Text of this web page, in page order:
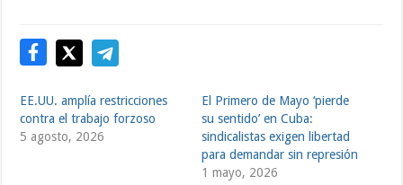
EE.UU. amplía restricciones
contra el trabajo forzoso
5 agosto, 2026
El Primero de Mayo ‘pierde
su sentido’ en Cuba:
sindicalistas exigen libertad
para demandar sin represión
1 mayo, 2026